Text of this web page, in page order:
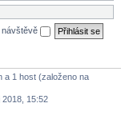
návštěvě
a 1 host (založeno na
15:52